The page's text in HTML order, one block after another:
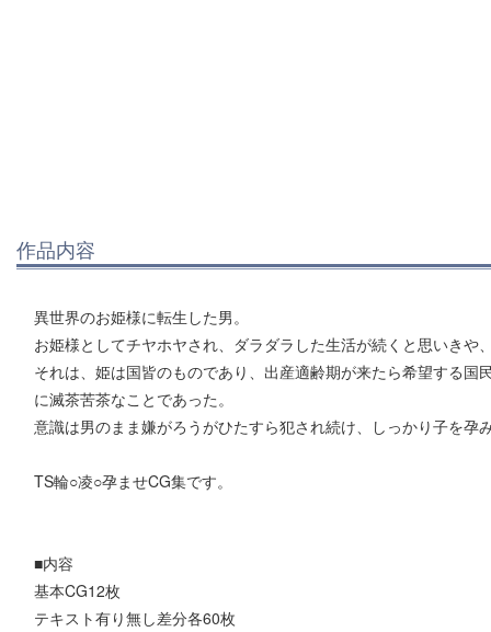
作品内容
異世界のお姫様に転生した男。
お姫様としてチヤホヤされ、ダラダラした生活が続くと思いき
それは、姫は国皆のものであり、出産適齢期が来たら希望する
に滅茶苦茶なことであった。
意識は男のまま嫌がろうがひたすら犯され続け、しっかり子を
TS輪○凌○孕ませCG集です。
■内容
基本CG12枚
テキスト有り無し差分各60枚